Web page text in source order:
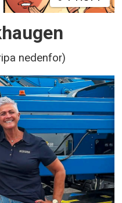
nedenfor)